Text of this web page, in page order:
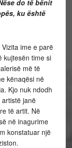
do të bënit
ku është
ime e parë
kujtesën time si
më të
kënaqësi në
Kjo nuk ndodh
janë
të artit. Në
në inagurime
konstatuar një